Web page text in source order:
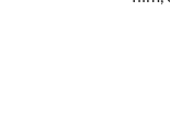
memungkinkan
Dengan
teknologi